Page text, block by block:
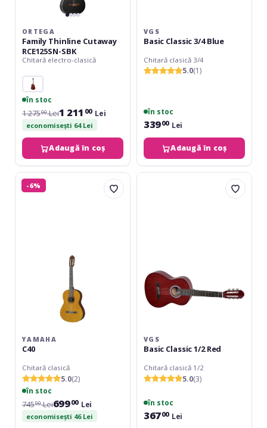
ORTEGA
Family Thinline Cutaway
RCE125SN-SBK
Chitară electro-clasică
în stoc
1 27500Lei1 211 00 Lei
economisești 64 Lei
Adaugă în coș
VGS
Basic Classic 3/4 Blue
Chitară clasică 3/4
5.0(1)
în stoc
33900 Lei
Adaugă în coș
Yamaha
C40-6%
YAMAHA
C40
Chitară clasică
5.0(2)
în stoc
74500Lei69900 Lei
economisești 46 Lei
VGS
VGS
Basic Classic 1/2 Red
Chitară clasică 1/2
5.0(3)
în stoc
36700 Lei